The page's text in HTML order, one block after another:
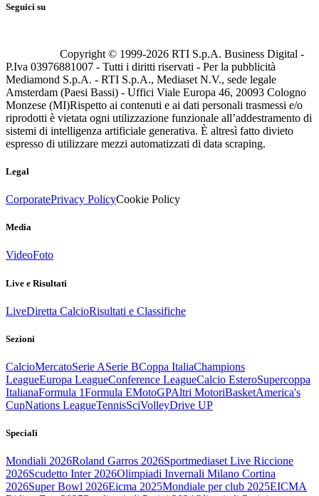
Seguici su
Copyright © 1999-2026 RTI S.p.A. Business Digital -
P.Iva 03976881007 - Tutti i diritti riservati - Per la pubblicità
Mediamond S.p.A. - RTI S.p.A., Mediaset N.V., sede legale
Amsterdam (Paesi Bassi) - Uffici Viale Europa 46, 20093 Cologno
Monzese (MI)Rispetto ai contenuti e ai dati personali trasmessi e/o
riprodotti è vietata ogni utilizzazione funzionale all’addestramento di
sistemi di intelligenza artificiale generativa. È altresì fatto divieto
espresso di utilizzare mezzi automatizzati di data scraping.
Legal
CorporatePrivacy PolicyCookie Policy
Media
VideoFoto
Live e Risultati
LiveDiretta CalcioRisultati e Classifiche
Sezioni
CalcioMercatoSerie ASerie BCoppa ItaliaChampions
LeagueEuropa LeagueConference LeagueCalcio EsteroSupercoppa
ItalianaFormula 1Formula EMotoGPAltri MotoriBasketAmerica's
CupNations LeagueTennisSciVolleyDrive UP
Speciali
Mondiali 2026Roland Garros 2026Sportmediaset Live Riccione
2026Scudetto Inter 2026Olimpiadi Invernali Milano Cortina
2026Super Bowl 2026Eicma 2025Mondiale per club 2025EICMA